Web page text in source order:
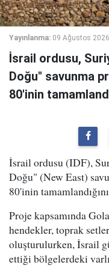
Yayınlanma: 09 Ağustos
İsrail ordusu,
Doğu" savunma
80'inin
İsrail ordusu (IDF),
Doğu" (New East)
80'inin
Proje kapsamında
hendekler, toprak
oluşturulurken, İsrail
ettiği bölgelerdeki